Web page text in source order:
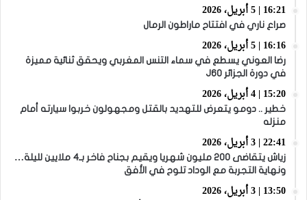
16:21 | 5 أبريل، 2026
صراع ناري في افتتاح ماراطون الرمال
16:16 | 5 أبريل، 2026
رضا العوني يسطع في سماء التنس المغربي ويحقق ثنائية مميزة
في دورة الجزائر J60
15:20 | 4 أبريل، 2026
خطير .. دومو يتعرض للتهديد بالقتل ومجهولون خربوا سيارته أمام
منزله
22:41 | 3 أبريل، 2026
زياش يتقاضى 200 مليون شهريا ويقيم بجناح فاخر بـ4 ملايين لليلة…
ونهاية التجربة مع الوداد تلوح في الأفق
13:50 | 3 أبريل، 2026